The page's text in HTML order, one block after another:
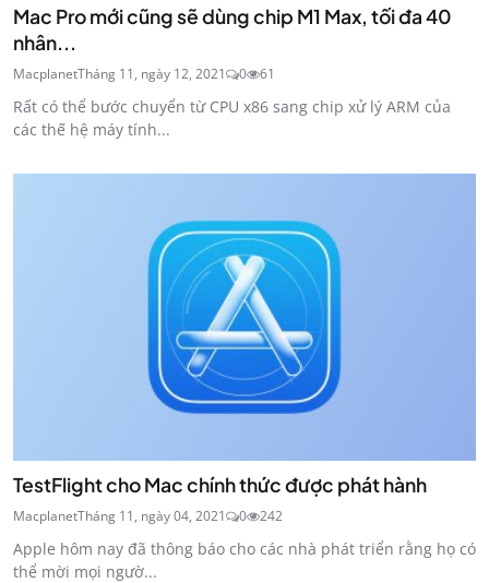
Mac Pro mới cũng sẽ dùng chip M1 Max, tối đa 40
nhân...
MacplanetTháng 11, ngày 12, 2021 0 61
Rất có thể bước chuyển từ CPU x86 sang chip xử lý ARM của
các thế hệ máy tính...
TestFlight cho Mac chính thức được phát hành
MacplanetTháng 11, ngày 04, 2021 0 242
Apple hôm nay đã thông báo cho các nhà phát triển rằng họ có
thể mời mọi ngườ...